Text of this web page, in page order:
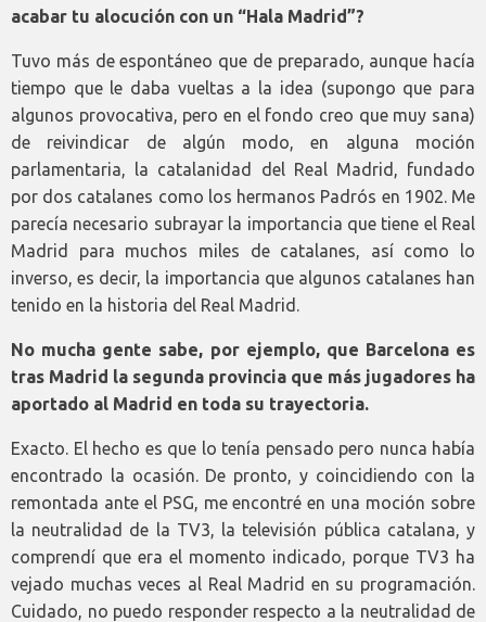
acabar tu alocución con un “Hala Madrid”?
Tuvo más de espontáneo que de preparado, aunque hacía
tiempo que le daba vueltas a la idea (supongo que para
algunos provocativa, pero en el fondo creo que muy sana)
de reivindicar de algún modo, en alguna moción
parlamentaria, la catalanidad del Real Madrid, fundado
por dos catalanes como los hermanos Padrós en 1902. Me
parecía necesario subrayar la importancia que tiene el Real
Madrid para muchos miles de catalanes, así como lo
inverso, es decir, la importancia que algunos catalanes han
tenido en la historia del Real Madrid.
No mucha gente sabe, por ejemplo, que Barcelona es
tras Madrid la segunda provincia que más jugadores ha
aportado al Madrid en toda su trayectoria.
Exacto. El hecho es que lo tenía pensado pero nunca había
encontrado la ocasión. De pronto, y coincidiendo con la
remontada ante el PSG, me encontré en una moción sobre
la neutralidad de la TV3, la televisión pública catalana, y
comprendí que era el momento indicado, porque TV3 ha
vejado muchas veces al Real Madrid en su programación.
Cuidado, no puedo responder respecto a la neutralidad de